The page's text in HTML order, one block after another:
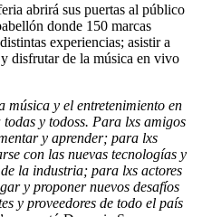
abrirá sus puertas al público
donde 150 marcas
experiencias; asistir a
disfrutar de la música en vivo
música y el entretenimiento en
y todoss. Para lxs amigos
y aprender; para lxs
con las nuevas tecnologías y
la industria; para lxs actores
y proponer nuevos desafíos
y proveedores de todo el país